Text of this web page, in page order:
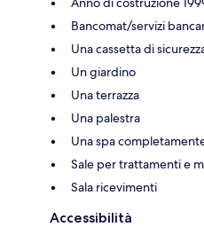
Bancomat/servizi
Una cassetta di
Un giardino
Una terrazza
Una palestra
Una spa
Sale per trattamenti e
Sala ricevimenti
Accessibilità